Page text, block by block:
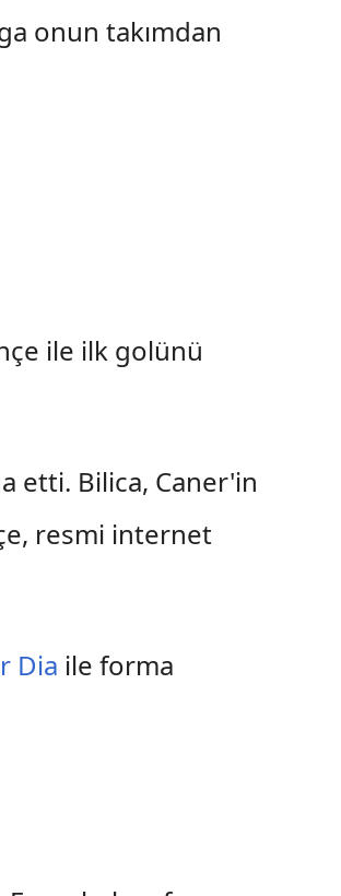
onun takımdan
ile ilk golünü
etti. Bilica, Caner'in
resmi internet
Dia ile forma